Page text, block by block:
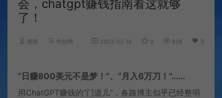
会，chatgpt赚钱指南看这就够
了！
图图 中创网 2023-02-16 0 838 百度已
“日赚800美元不是梦！”、“月入6万刀！”……
用ChatGPT赚钱的“门道儿”，各路博主似乎已经整明